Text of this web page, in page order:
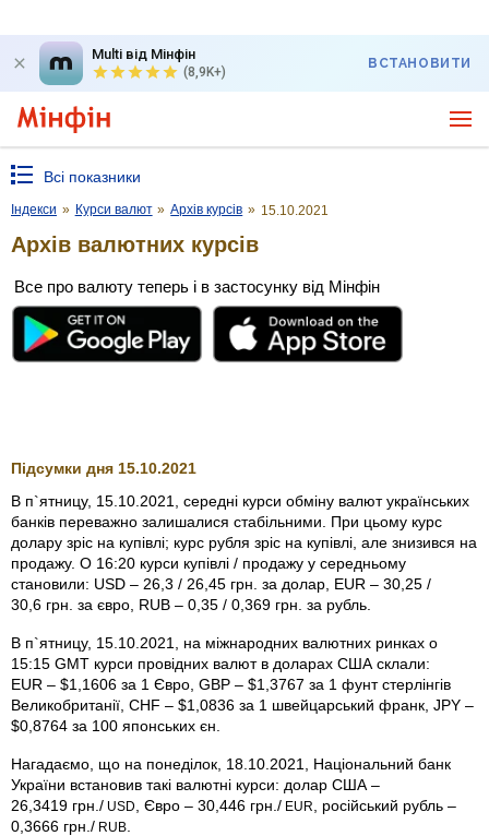
Multi від Мінфін
(8,9K+)
ВСТАНОВИТИ
Всі показники
Індекси » Курси валют » Архів курсів » 15.10.2021
Архів валютних курсів
Все про валюту теперь і в застосунку від Мінфін
Підсумки дня 15.10.2021
В п`ятницу, 15.10.2021, середні курси обміну валют українських
банків переважно залишалися стабільними. При цьому курс
долару зріс на купівлі; курс рубля зріс на купівлі, але знизився на
продажу. О 16:20 курси купівлі / продажу у середньому
становили: USD – 26,3 / 26,45 грн. за долар, EUR – 30,25 /
30,6 грн. за євро, RUB – 0,35 / 0,369 грн. за рубль.
В п`ятницу, 15.10.2021, на міжнародних валютних ринках о
15:15 GMT курси провідних валют в доларах США склали:
EUR – $1,1606 за 1 Євро, GBP – $1,3767 за 1 фунт стерлінгів
Велико­британії, CHF – $1,0836 за 1 швейцарський франк, JPY –
$0,8764 за 100 японських єн.
Нагадаємо, що на понеділок, 18.10.2021, Національний банк
України встановив такі валютні курси: долар США –
26,3419 грн./ USD , Євро – 30,446 грн./ EUR
, російський рубль –
0,3666 грн./ RUB